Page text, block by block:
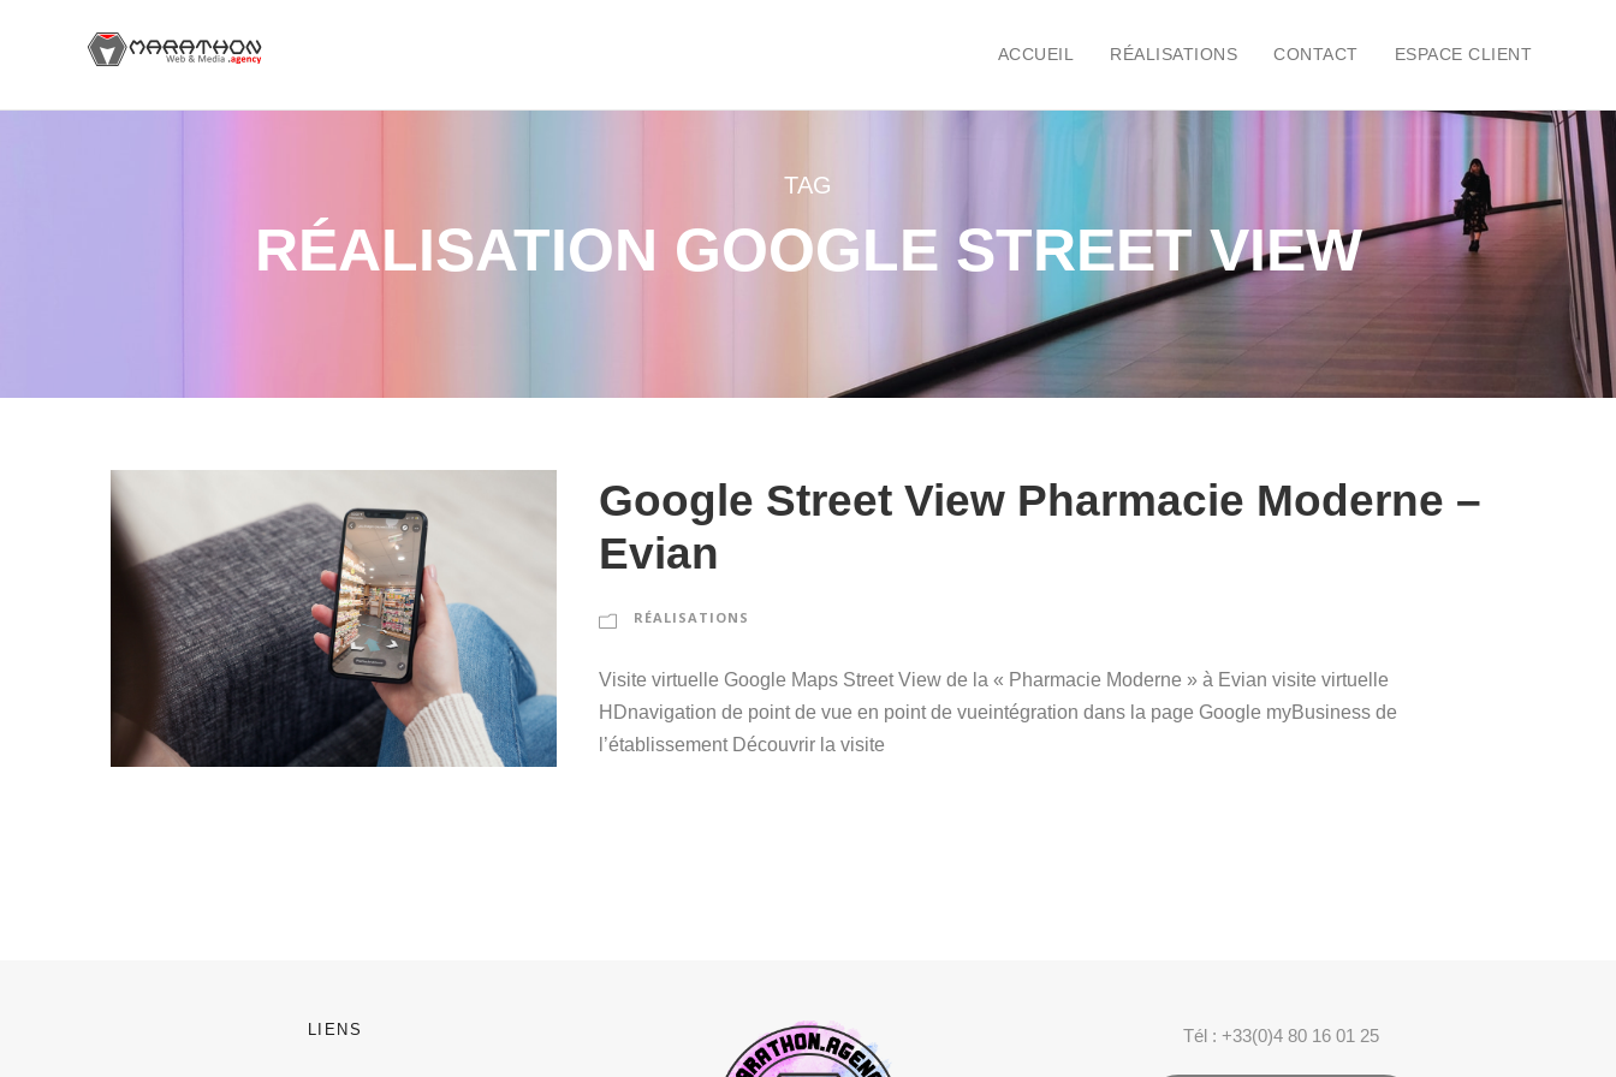
ACCUEIL RÉALISATIONS CONTACT ESPACE CLIENT
TAG
RÉALISATION GOOGLE STREET VIEW
Google Street View Pharmacie Moderne –
Evian
RÉALISATIONS
Visite virtuelle Google Maps Street View de la « Pharmacie Moderne » à Evian visite virtuelle
HDnavigation de point de vue en point de vueintégration dans la page Google myBusiness de
l’établissement Découvrir la visite
LIENS Tél : +33(0)4 80 16 01 25